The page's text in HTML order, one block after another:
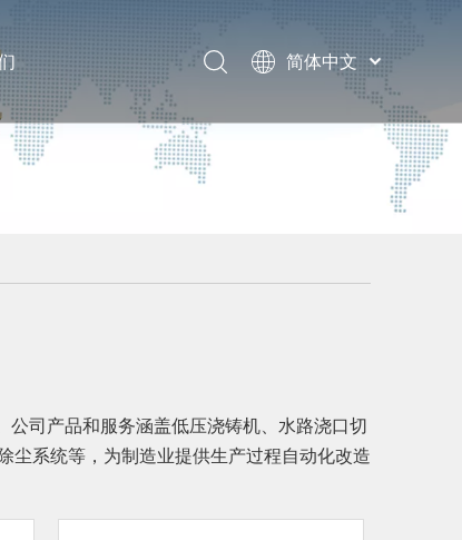
简体中文
English
司产品和服务涵盖低压浇铸机、水路浇口切
尘系统等，为制造业提供生产过程自动化改造